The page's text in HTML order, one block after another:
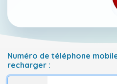
Numéro de téléphone
recharger :